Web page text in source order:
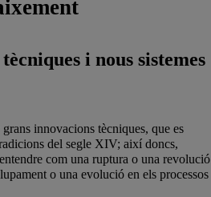
i nous sistemes
innovacions tècniques, que es
del segle XIV; així doncs,
com una ruptura o una revolució
o una evolució en els processos